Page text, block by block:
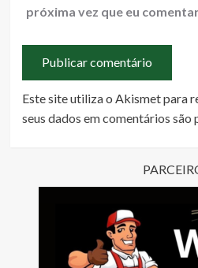
próxima vez que eu
Este site utiliza o Akismet para
seus dados em comentários são